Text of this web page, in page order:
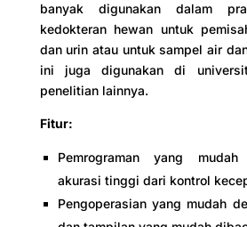
banyak digunakan dalam
kedokteran hewan untuk
dan urin atau untuk sampel air
ini juga digunakan di
penelitian lainnya.
Fitur:
Pemrograman yang
akurasi tinggi dari kontrol
Pengoperasian yang mudah